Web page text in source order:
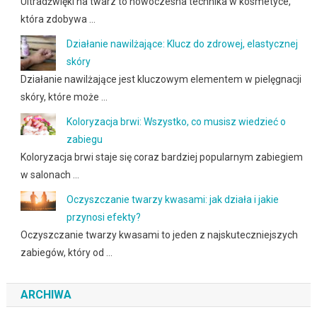
która zdobywa …
Działanie nawilżające: Klucz do zdrowej, elastycznej
skóry
Działanie nawilżające jest kluczowym elementem w pielęgnacji
skóry, które może …
Koloryzacja brwi: Wszystko, co musisz wiedzieć o
zabiegu
Koloryzacja brwi staje się coraz bardziej popularnym zabiegiem
w salonach …
Oczyszczanie twarzy kwasami: jak działa i jakie
przynosi efekty?
Oczyszczanie twarzy kwasami to jeden z najskuteczniejszych
zabiegów, który od …
ARCHIWA